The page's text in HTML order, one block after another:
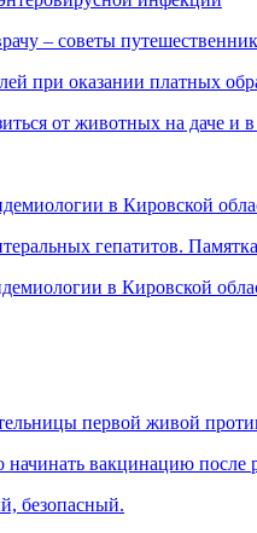
– советы
при оказании платных
от животных на даче и в
в Кировской
гепатитов. Памятка
в Кировской
первой живой
вакцинацию после
безопасный.